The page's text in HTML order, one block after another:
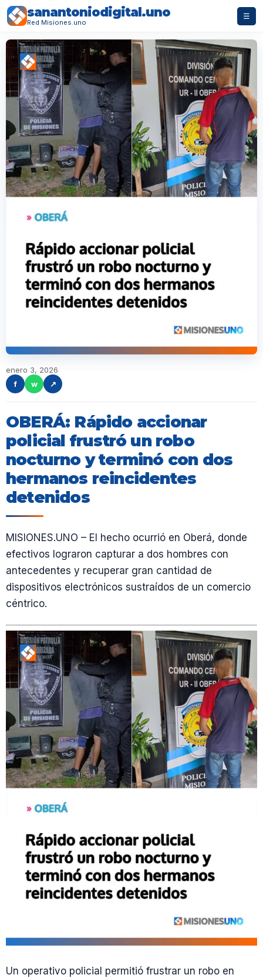
sanantoniodigital.uno
Red Misiones.uno
☰
enero 3, 2026
f
w ↗
OBERÁ: Rápido accionar
policial frustró un robo
nocturno y terminó con dos
hermanos reincidentes
detenidos
MISIONES.UNO – El hecho ocurrió en Oberá, donde
efectivos lograron capturar a dos hombres con
antecedentes y recuperar gran cantidad de
dispositivos electrónicos sustraídos de un comercio
céntrico.
Un operativo policial permitió frustrar un robo en